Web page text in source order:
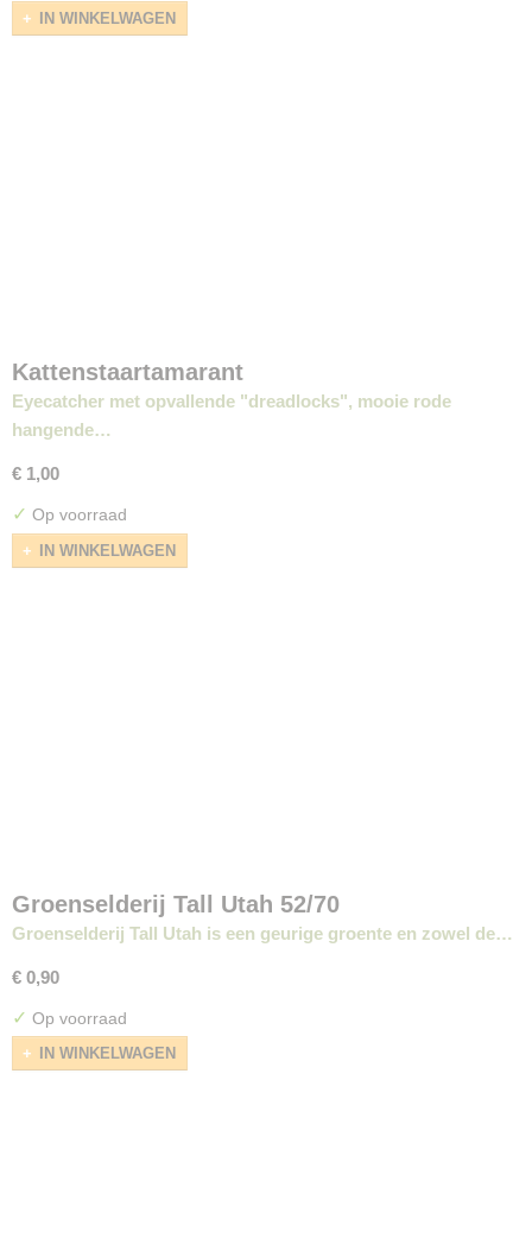
IN WINKELWAGEN
Kattenstaartamarant
Eyecatcher met opvallende "dreadlocks", mooie rode
hangende…
€ 1,00
✓ Op voorraad
IN WINKELWAGEN
Groenselderij Tall Utah 52/70
Groenselderij Tall Utah is een geurige groente en zowel de…
€ 0,90
✓ Op voorraad
IN WINKELWAGEN